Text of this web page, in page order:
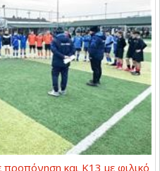
και Κ13 με φιλικό